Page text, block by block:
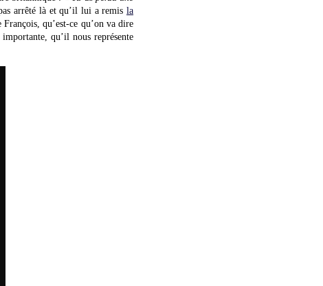
arrêté là et qu’il lui a remisla
qu’est-ce qu’on va dire
qu’il nous représente